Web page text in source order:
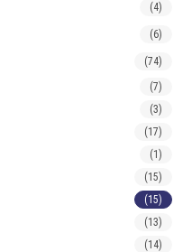
(4)
(6)
(74)
(7)
(3)
(17)
(1)
(15)
(15)
(13)
(14)